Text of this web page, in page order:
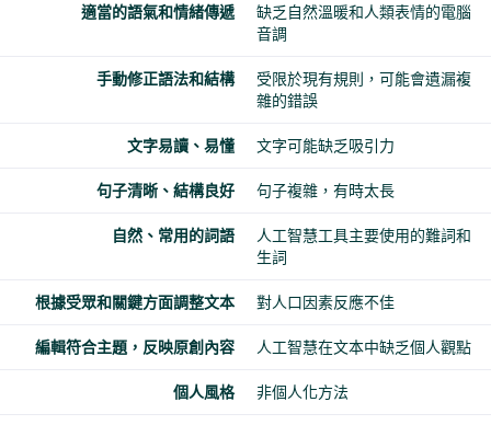
適當的語氣和情緒傳遞
缺乏自然溫暖和人類表情的電腦
音調
手動修正語法和結構
受限於現有規則，可能會遺漏複
雜的錯誤
文字易讀、易懂 文字可能缺乏吸引力
句子清晰、結構良好 句子複雜，有時太長
自然、常用的詞語
人工智慧工具主要使用的難詞和
生詞
根據受眾和關鍵方面調整文本 對人口因素反應不佳
編輯符合主題，反映原創內容 人工智慧在文本中缺乏個人觀點
個人風格 非個人化方法